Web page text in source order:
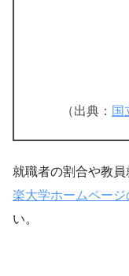
（出典： 国
就職者の割合や教員
楽大学ホームページ
い。